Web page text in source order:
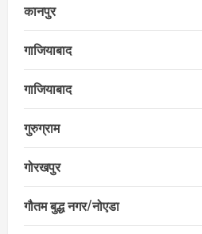
कानपुर
गाजियाबाद
गाजियाबाद
गुरुग्राम
गोरखपुर
गौतम बुद्ध नगर/नोएडा